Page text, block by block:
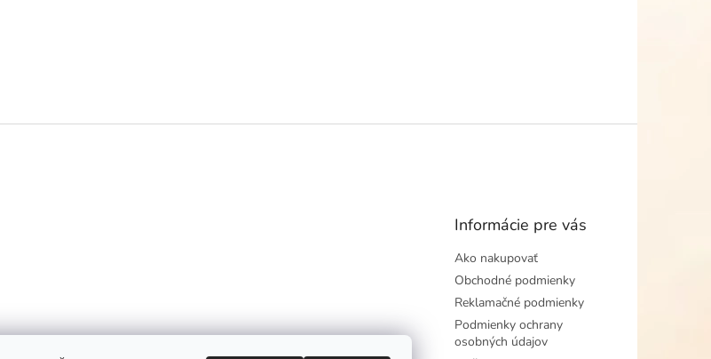
Informácie pre vás
Ako nakupovať
Obchodné podmienky
Reklamačné podmienky
Podmienky ochrany
osobných údajov